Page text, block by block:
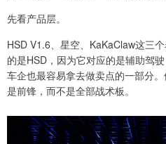
先看产品层。
HSD V1.6、星空、KaKaClaw这三
的是HSD，因为它对应的是辅助驾
车企也最容易拿去做卖点的一部分
是前锋，而不是全部战术板。